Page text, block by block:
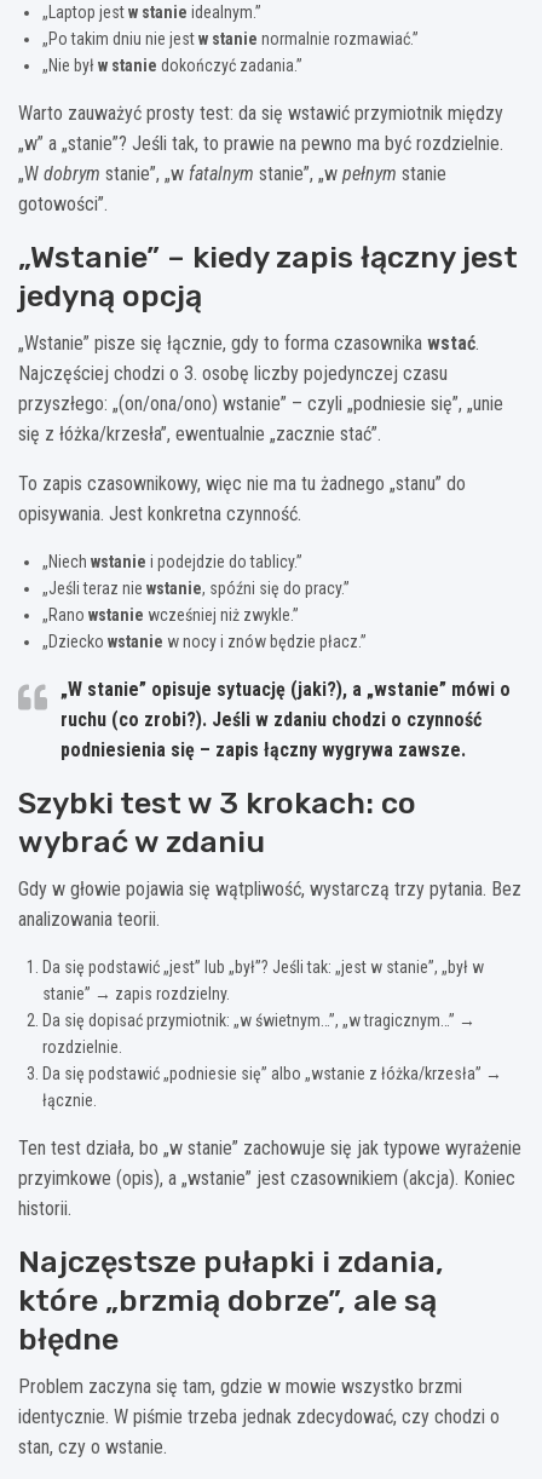
„Laptop jestw stanie idealnym.”
„Po takim dniu nie jestw stanie normalnie rozmawiać.”
„Nie był w stanie dokończyć zadania.”
Warto zauważyć prosty test: da się wstawić przymiotnik między
„w” a „stanie”? Jeśli tak, to prawie na pewno ma być rozdzielnie.
„W dobrym stanie”, „w fatalnym stanie”, „w pełnym stanie
gotowości”.
„Wstanie” – kiedy zapis łączny jest
jedyną opcją
„Wstanie” pisze się łącznie, gdy to forma czasownika wstać.
Najczęściej chodzi o 3. osobę liczby pojedynczej czasu
przyszłego: „(on/ona/ono) wstanie” – czyli „podniesie się”, „unie
się z łóżka/krzesła”, ewentualnie „zacznie stać”.
To zapis czasownikowy, więc nie ma tu żadnego „stanu” do
opisywania. Jest konkretna czynność.
„Niech wstanie i podejdzie do tablicy.”
„Jeśli teraz nie wstanie, spóźni się do pracy.”
„Rano wstanie wcześniej niż zwykle.”
„Dziecko wstanie w nocy i znów będzie płacz.”
„W stanie” opisuje sytuację (jaki?), a „wstanie” mówi o
ruchu (co zrobi?). Jeśli w zdaniu chodzi o czynność
podniesienia się – zapis łączny wygrywa zawsze.
Szybki test w 3 krokach: co
wybrać w zdaniu
Gdy w głowie pojawia się wątpliwość, wystarczą trzy pytania. Bez
analizowania teorii.
Da się podstawić „jest” lub „był”? Jeśli tak: „jest w stanie”, „był w
stanie” → zapis rozdzielny.
Da się dopisać przymiotnik: „w świetnym…”, „w tragicznym…” →
rozdzielnie.
Da się podstawić „podniesie się” albo „wstanie z łóżka/krzesła” →
łącznie.
Ten test działa, bo „w stanie” zachowuje się jak typowe wyrażenie
przyimkowe (opis), a „wstanie” jest czasownikiem (akcja). Koniec
historii.
Najczęstsze pułapki i zdania,
które „brzmią dobrze”, ale są
błędne
Problem zaczyna się tam, gdzie w mowie wszystko brzmi
identycznie. W piśmie trzeba jednak zdecydować, czy chodzi o
stan, czy o wstanie.